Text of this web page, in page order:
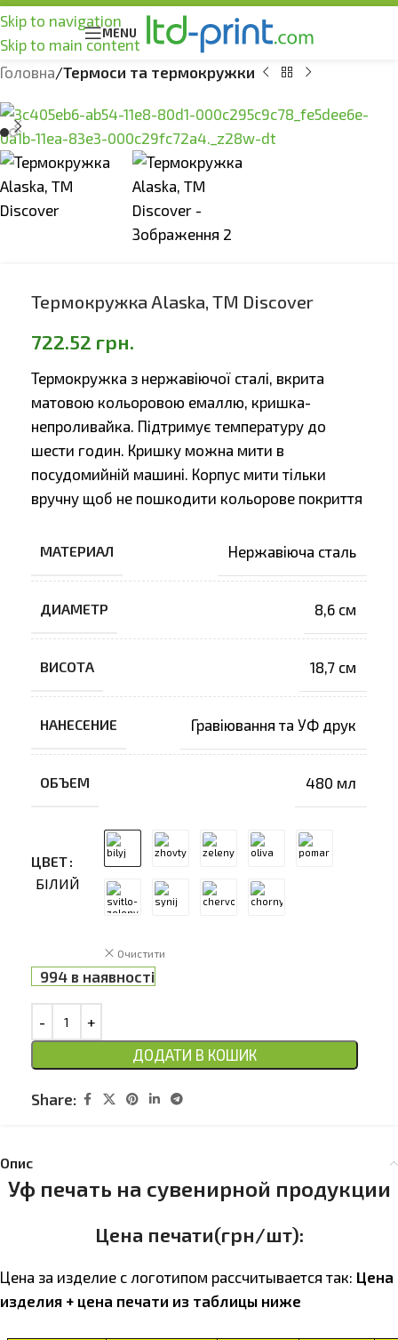
Skip to navigation
Skip to main content
MENU
Головна Термоси та термокружки
Термокружка Alaska, TM Discover
722.52 грн.
Термокружка з нержавіючої сталі, вкрита
матовою кольоровою емаллю, кришка-
непроливайка. Підтримує температуру до
шести годин. Кришку можна мити в
посудомийній машині. Корпус мити тільки
вручну щоб не пошкодити кольорове покриття
МАТЕРИАЛ Нержавіюча сталь
ДИАМЕТР 8,6 см
ВИСОТА 18,7 см
НАНЕСЕНИЕ Гравіювання та УФ друк
ОБЪЕМ 480 мл
ЦВЕТ
БІЛИЙ
Очистити
994 в наявності
ДОДАТИ В КОШИК
Share:
Опис
Уф печать на сувенирной продукции
Цена печати(грн/шт):
Цена за изделие с логотипом расcчитывается так: Цена
изделия + цена печати из таблицы ниже